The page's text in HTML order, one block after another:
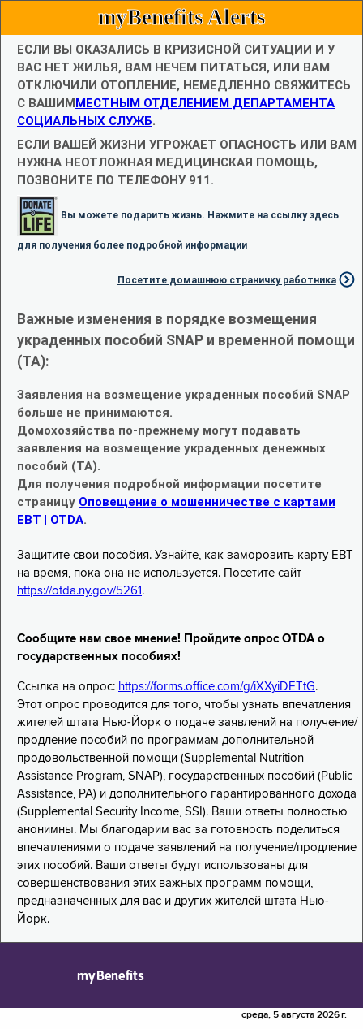
myBenefits Alerts
ЕСЛИ ВЫ ОКАЗАЛИСЬ В КРИЗИСНОЙ СИТУАЦИИ И У
ВАС НЕТ ЖИЛЬЯ, ВАМ НЕЧЕМ ПИТАТЬСЯ, ИЛИ ВАМ
ОТКЛЮЧИЛИ ОТОПЛЕНИЕ, НЕМЕДЛЕННО СВЯЖИТЕСЬ
С ВАШИММЕСТНЫМ ОТДЕЛЕНИЕМ ДЕПАРТАМЕНТА
СОЦИАЛЬНЫХ СЛУЖБ.
ЕСЛИ ВАШЕЙ ЖИЗНИ УГРОЖАЕТ ОПАСНОСТЬ ИЛИ ВАМ
НУЖНА НЕОТЛОЖНАЯ МЕДИЦИНСКАЯ ПОМОЩЬ,
ПОЗВОНИТЕ ПО ТЕЛЕФОНУ 911.
Вы можете подарить жизнь. Нажмите на ссылку здесь
для получения более подробной информации
Посетите домашнюю страничку работника
Важные изменения в порядке возмещения
украденных пособий SNAP и временной помощи
(TA):
Заявления на возмещение украденных пособий SNAP
больше не принимаются.
Домохозяйства по-прежнему могут подавать
заявления на возмещение украденных денежных
пособий (TA).
Для получения подробной информации посетите
страницу Оповещение о мошенничестве с картами
EBT | OTDA.
Защитите свои пособия. Узнайте, как заморозить карту EBT
на время, пока она не используется. Посетите сайт
https://otda.ny.gov/5261 .
Сообщите нам свое мнение! Пройдите опрос OTDA о
государственных пособиях!
Ссылка на опрос: https://forms.office.com/g/iXXyiDETtG.
Этот опрос проводится для того, чтобы узнать впечатления
жителей штата Нью-Йорк о подаче заявлений на получение/
продление пособий по программам дополнительной
продовольственной помощи (Supplemental Nutrition
Assistance Program, SNAP), государственных пособий (Public
Assistance, PA) и дополнительного гарантированного дохода
(Supplemental Security Income, SSI). Ваши ответы полностью
анонимны. Мы благодарим вас за готовность поделиться
впечатлениями о подаче заявлений на получение/продление
этих пособий. Ваши ответы будут использованы для
совершенствования этих важных программ помощи,
предназначенных для вас и других жителей штата Нью-
Йорк.
myBenefits
среда, 5 августа 2026 г.